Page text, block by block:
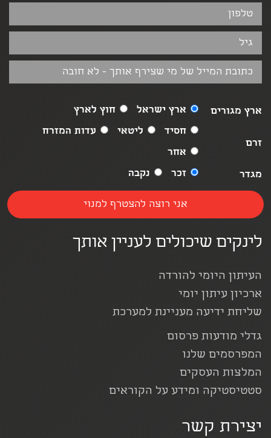
ארץ מגורים ארץ ישראל חוץ לארץ
זרם
חסיד ליטאי
עדות המזרח
אחר
מגדר
זכר נקבה
לינקים שיכולים לעניין אותך
העיתון היומי להורדה
ארכיון עיתון יומי
שליחת ידיעה מעניינת למערכת
גדלי מודעות פרסום
המפרסמים שלנו
המלצות העסקים
סטטיסטיקה ומידע על הקוראים
יצירת קשר